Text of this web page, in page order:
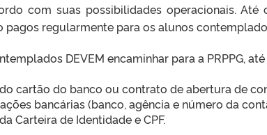
com suas possibilidades operacionais.
pagos regularmente para os alunos
DEVEM encaminhar para a PRPPG,
cartão do banco ou contrato de abertura de
bancárias (banco, agência e número da
Carteira de Identidade e CPF.